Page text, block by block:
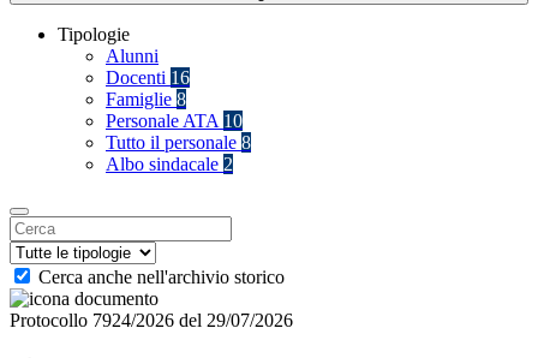
Tipologie
Alunni
Docenti 16
Famiglie 8
Personale ATA 10
Tutto il personale 8
Albo sindacale 2
Cerca anche nell'archivio storico
Protocollo 7924/2026 del 29/07/2026